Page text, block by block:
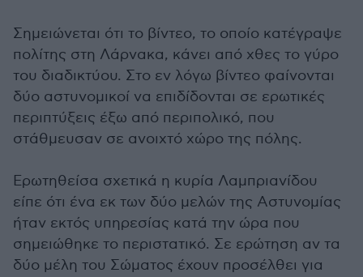
Σημειώνεται ότι το βίντεο, το οποίο κατέγραψε
πολίτης στη Λάρνακα, κάνει από χθες το γύρο
του διαδικτύου. Στο εν λόγω βίντεο φαίνονται
δύο αστυνομικοί να επιδίδονται σε ερωτικές
περιπτύξεις έξω από περιπολικό, που
στάθμευσαν σε ανοιχτό χώρο της πόλης.
Ερωτηθείσα σχετικά η κυρία Λαμπριανίδου
είπε ότι ένα εκ των δύο μελών της Αστυνομίας
ήταν εκτός υπηρεσίας κατά την ώρα που
σημειώθηκε το περιστατικό. Σε ερώτηση αν τα
δύο μέλη του Σώματος έχουν προσέλθει για